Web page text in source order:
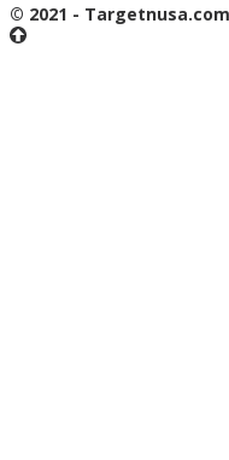
© 2021 - Targetnusa.com